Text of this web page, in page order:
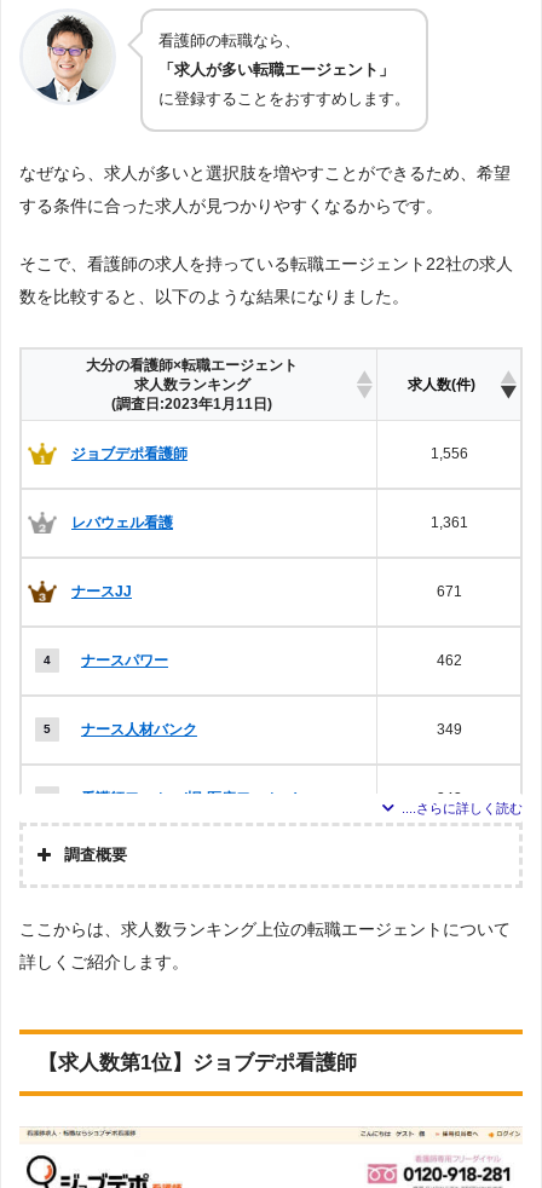
看護師の転職なら、
「求人が多い転職エージェント」
に登録することをおすすめします。
なぜなら、求人が多いと選択肢を増やすことができるため、希望
する条件に合った求人が見つかりやすくなるからです。
そこで、看護師の求人を持っている転職エージェント22社の求人
数を比較すると、以下のような結果になりました。
大分の看護師×転職エージェント
求人数ランキング
(調査日:2023年1月11日)
求人数(件)
ジョブデポ看護師 1,556
レバウェル看護 1,361
ナースJJ 671
ナースパワー 462
ナース人材バンク 349
看護師ワーカー(旧:医療ワーカー) 343
ナースジョブ
看護roo!転職サポート 306
ナースではたらこ
MCナースネット 34
調査概要
株式会社アドバンスフロー
ジェントのうち、「『有料職業紹介事業許可』を取得している」の条件を満た
す企業22社を対象としました。
る求人のうち、「就業形態：常勤」「資格：正看護師・准看護師」「地域：大
分」の条件に合致する求人数をカウントしました。（※求人数ゼロまたはエリ
ア対象外の場合は、ランキングから除外しております。）
ここからは、求人数ランキング上位の転職エージェントについて
詳しくご紹介します。
【求人数第1位】ジョブデポ看護師